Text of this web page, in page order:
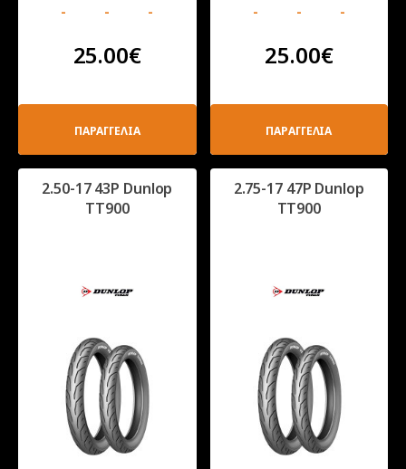
- - -
25.00€
ΠΑΡΑΓΓΕΛΙΑ
- - -
25.00€
ΠΑΡΑΓΓΕΛΙΑ
2.50-17 43P Dunlop
TT900
2.75-17 47P Dunlop
TT900